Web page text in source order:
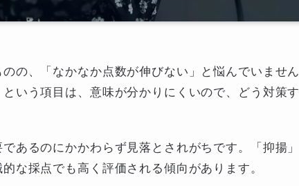
の、「なかなか点数が伸びない」と悩んでいません
いう項目は、意味が分かりにくいので、どう対策す
あるのにかかわらず見落とされがちです。「抑揚」
な採点でも高く評価される傾向があります。